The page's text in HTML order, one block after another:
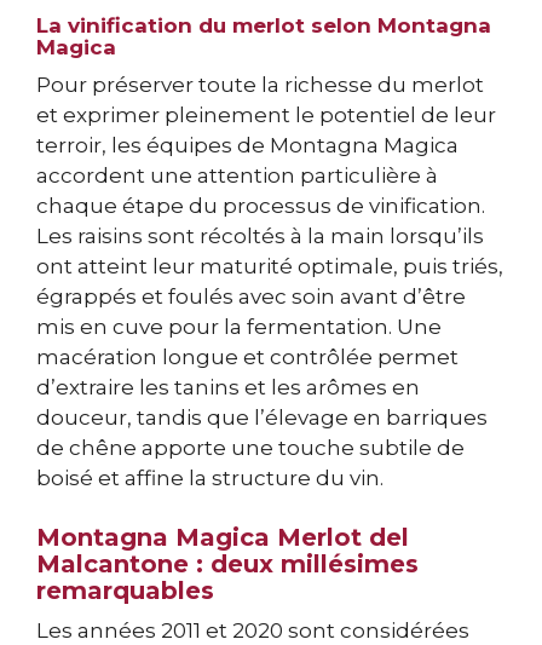
La vinification du merlot selon Montagna
Magica
Pour préserver toute la richesse du merlot
et exprimer pleinement le potentiel de leur
terroir, les équipes de Montagna Magica
accordent une attention particulière à
chaque étape du processus de vinification.
Les raisins sont récoltés à la main lorsqu’ils
ont atteint leur maturité optimale, puis triés,
égrappés et foulés avec soin avant d’être
mis en cuve pour la fermentation. Une
macération longue et contrôlée permet
d’extraire les tanins et les arômes en
douceur, tandis que l’élevage en barriques
de chêne apporte une touche subtile de
boisé et affine la structure du vin.
Montagna Magica Merlot del
Malcantone : deux millésimes
remarquables
Les années 2011 et 2020 sont considérées